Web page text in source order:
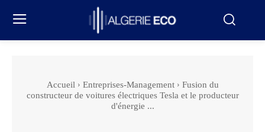
Accueil Entreprises-Management
Fusion du
constructeur de voitures électriques Tesla et le producteur
d'énergie ...